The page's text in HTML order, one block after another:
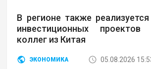
В регионе также
инвестиционных
коллег из Китая
ЭКОНОМИКА
05.08.2026